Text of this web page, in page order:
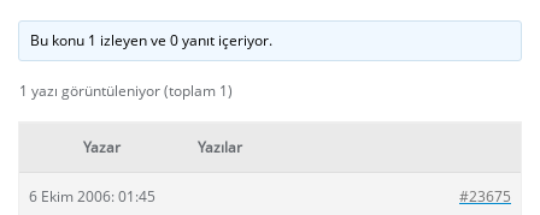
Bu konu 1 izleyen ve 0 yanıt içeriyor.
1 yazı görüntüleniyor (toplam 1)
Yazar Yazılar
6 Ekim 2006: 01:45 #23675